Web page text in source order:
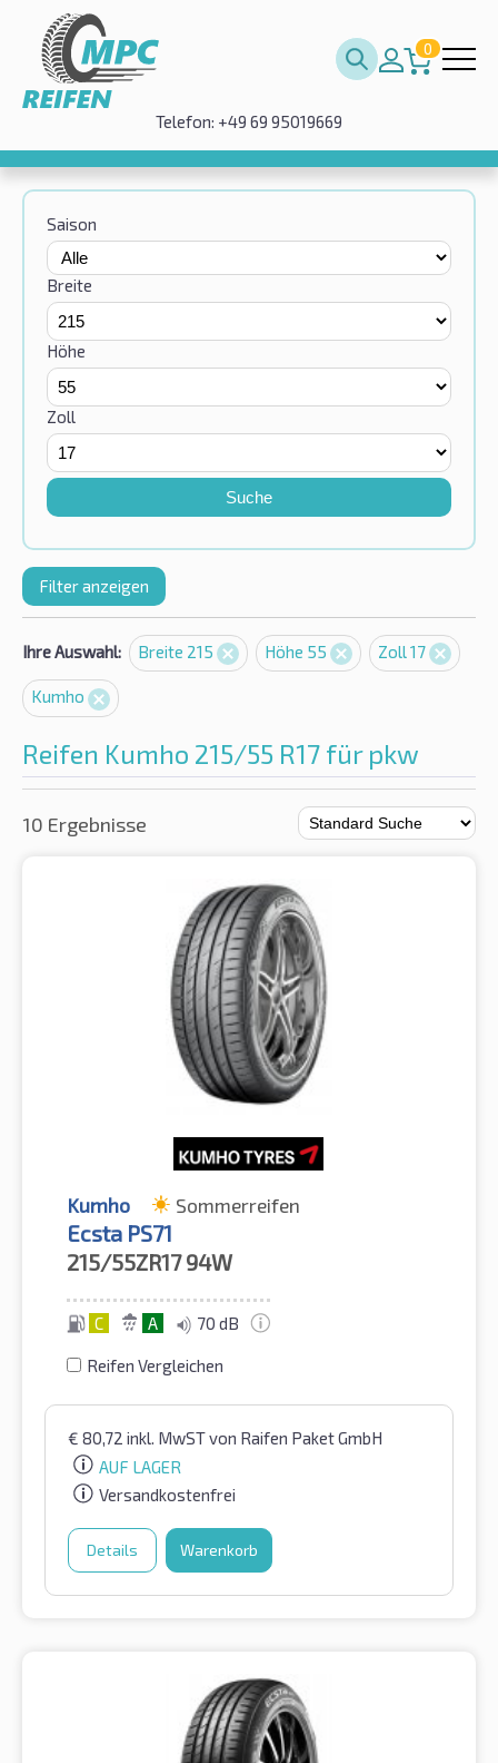
0
Telefon: +49 69 95019669
Saison
Breite
Höhe
Zoll
Suche
Filter anzeigen
Ihre Auswahl: Breite 215 Höhe 55 Zoll 17
Kumho
Reifen Kumho 215/55 R17 für pkw
10 Ergebnisse
Kumho Sommerreifen
Ecsta PS71
215/55ZR17 94W
C A 70 dB
Reifen Vergleichen
€ 80,72 inkl. MwSTvon Raifen Paket GmbH
AUF LAGER
Versandkostenfrei
Details Warenkorb